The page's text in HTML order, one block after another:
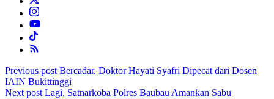
Post
navigation
Previous post Bercadar, Doktor Hayati Syafri Dipecat dari Dosen
IAIN Bukittinggi
Next post Lagi, Satnarkoba Polres Baubau Amankan Sabu